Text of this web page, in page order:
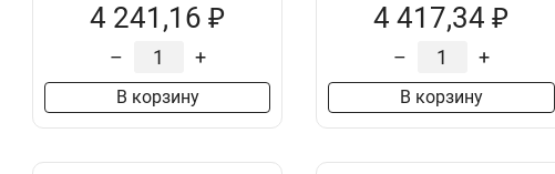
4 241,16 ₽
– +
В корзину
4 417,34 ₽
– +
В корзину